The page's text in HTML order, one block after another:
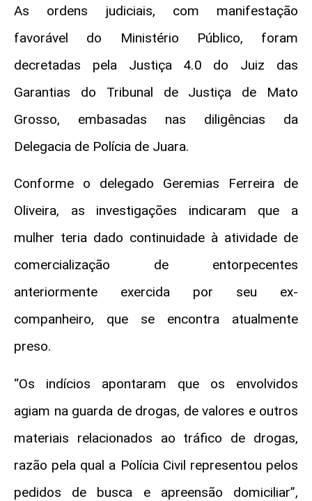
As ordens judiciais, com manifestação
favorável do Ministério Público, foram
decretadas pela Justiça 4.0 do Juiz das
Garantias do Tribunal de Justiça de Mato
Grosso, embasadas nas diligências da
Delegacia de Polícia de Juara.
Conforme o delegado Geremias Ferreira de
Oliveira, as investigações indicaram que a
mulher teria dado continuidade à atividade de
comercialização de entorpecentes
anteriormente exercida por seu ex-
companheiro, que se encontra atualmente
preso.
“Os indícios apontaram que os envolvidos
agiam na guarda de drogas, de valores e outros
materiais relacionados ao tráfico de drogas,
razão pela qual a Polícia Civil representou pelos
pedidos de busca e apreensão domiciliar”,